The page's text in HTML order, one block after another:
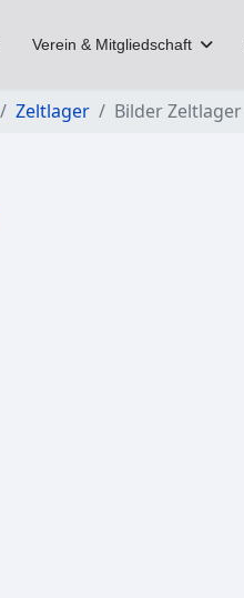
Verein & Mitgliedschaft
Zeltlager Bilder Zeltlager